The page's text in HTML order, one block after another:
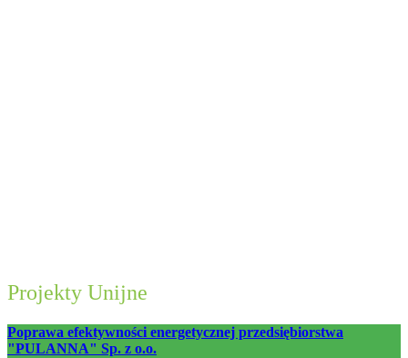
Projekty Unijne
Poprawa efektywności energetycznej przedsiębiorstwa
"PULANNA" Sp. z o.o.